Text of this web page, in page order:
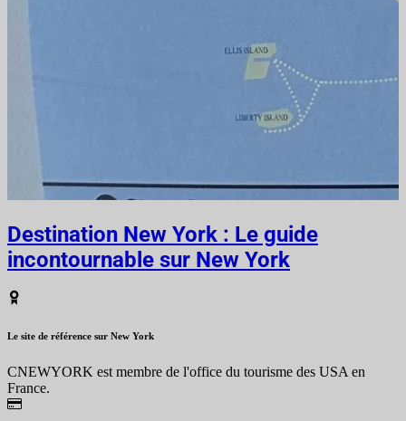
Destination New York : Le guide
incontournable sur New York
Le site de référence sur New York
CNEWYORK est membre de l'office du tourisme des USA en
France.